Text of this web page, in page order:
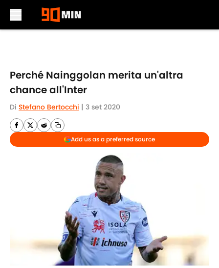
Perché Nainggolan merita un'altra
chance all'Inter
Di Stefano Bertocchi | 3 set 2020
Add us as a preferred source